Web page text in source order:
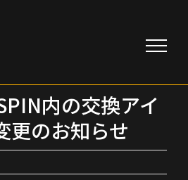
内の交換アイ
更のお知らせ